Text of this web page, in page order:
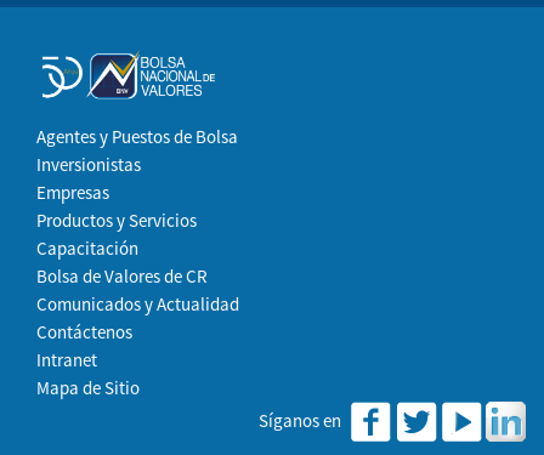
Agentes y Puestos de Bolsa
Inversionistas
Empresas
Productos y Servicios
Capacitación
Bolsa de Valores de CR
Comunicados y Actualidad
Contáctenos
Intranet
Mapa de Sitio
Síganos en